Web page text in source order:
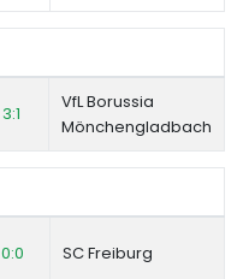
3:1
VfL Borussia
Mönchengladbach
0:0 SC Freiburg